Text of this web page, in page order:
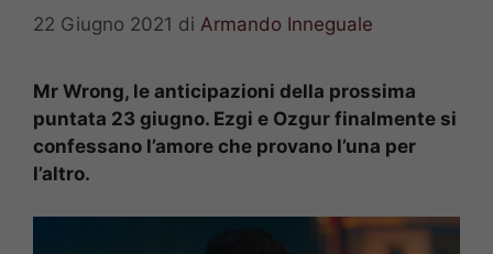
22 Giugno 2021 di Armando Inneguale
Mr Wrong, le anticipazioni della prossima
puntata 23 giugno. Ezgi e Ozgur finalmente si
confessano l’amore che provano l’una per
l’altro.